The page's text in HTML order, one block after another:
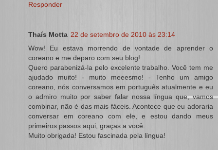
Responder
Thaís Motta 22 de setembro de 2010 às 23:14
Wow! Eu estava morrendo de vontade de aprender o
coreano e me deparo com seu blog!
Quero parabenizá-la pelo excelente trabalho. Você tem me
ajudado muito! - muito meeesmo! - Tenho um amigo
coreano, nós conversamos em português atualmente e eu
o admiro muito por saber falar nossa língua que, vamos
combinar, não é das mais fáceis. Acontece que eu adoraria
conversar em coreano com ele, e estou dando meus
primeiros passos aqui, graças a você.
Muito obrigada! Estou fascinada pela língua!